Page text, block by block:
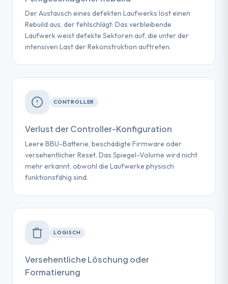
Der Austausch eines defekten Laufwerks löst einen
Rebuild aus, der fehlschlägt: Das verbleibende
Laufwerk weist defekte Sektoren auf, die unter der
intensiven Last der Rekonstruktion auftreten.
CONTROLLER
Verlust der Controller-Konfiguration
Leere BBU-Batterie, beschädigte Firmware oder
versehentlicher Reset. Das Spiegel-Volume wird nicht
mehr erkannt, obwohl die Laufwerke physisch
funktionsfähig sind.
LOGISCH
Versehentliche Löschung oder
Formatierung